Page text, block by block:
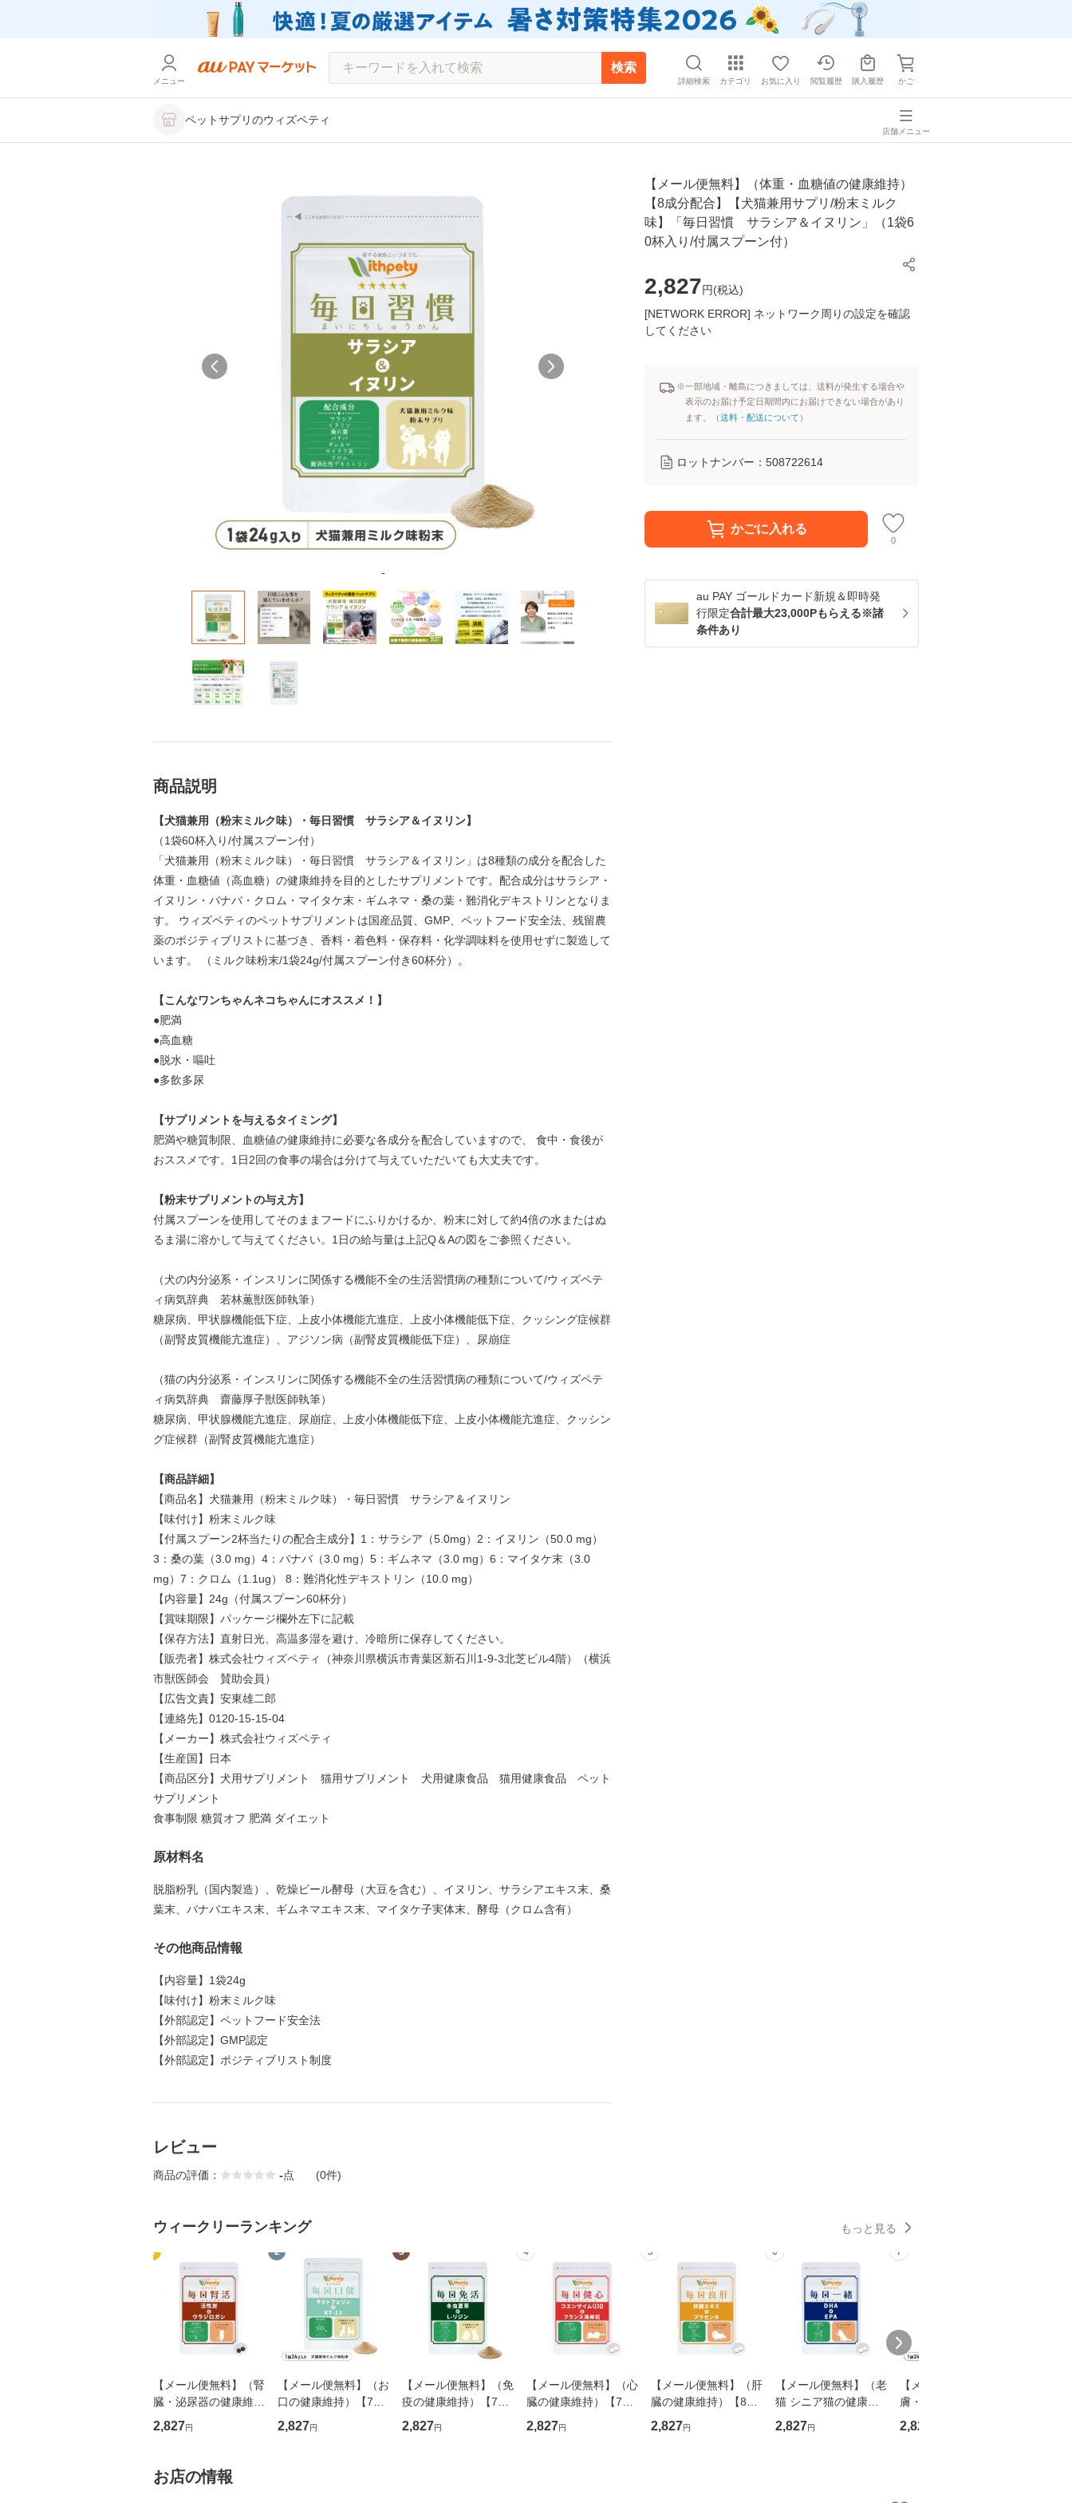
メニュー
検索
詳細検索 カテゴリ お気に入り 閲覧履歴 購入履歴 かご
ペットサプリのウィズペティ
店舗メニュー
-
【メール便無料】（体重・血糖値の健康維持）
【8成分配合】【犬猫兼用サプリ/粉末ミルク
味】「毎日習慣 サラシア＆イヌリン」（1袋6
0杯入り/付属スプーン付）
2,827円(税込)
[NETWORK ERROR] ネットワーク周りの設定を確認
してください
※一部地域・離島につきましては、送料が発生する場合や
表示のお届け予定日期間内にお届けできない場合があり
ます。（送料・配送について ）
ロットナンバー： 508722614
かごに入れる
0
au PAY ゴールドカード新規＆即時発
行限定合計最大23,000Pもらえる※諸
条件あり
商品説明
【犬猫兼用（粉末ミルク味）・毎日習慣 サラシア＆イヌリン】
（1袋60杯入り/付属スプーン付）
「犬猫兼用（粉末ミルク味）・毎日習慣 サラシア＆イヌリン」は8種類の成分を配合した
体重・血糖値（高血糖）の健康維持を目的としたサプリメントです。配合成分はサラシア・
イヌリン・バナバ・クロム・マイタケ末・ギムネマ・桑の葉・難消化デキストリンとなりま
す。 ウィズペティのペットサプリメントは国産品質、GMP、ペットフード安全法、残留農
薬のポジティブリストに基づき、香料・着色料・保存料・化学調味料を使用せずに製造して
います。 （ミルク味粉末/1袋24g/付属スプーン付き60杯分）。
【こんなワンちゃんネコちゃんにオススメ！】
●肥満
●高血糖
●脱水・嘔吐
●多飲多尿
【サプリメントを与えるタイミング】
肥満や糖質制限、血糖値の健康維持に必要な各成分を配合していますので、 食中・食後が
おススメです。1日2回の食事の場合は分けて与えていただいても大丈夫です。
【粉末サプリメントの与え方】
付属スプーンを使用してそのままフードにふりかけるか、粉末に対して約4倍の水またはぬ
るま湯に溶かして与えてください。1日の給与量は上記Q＆Aの図をご参照ください。
（犬の内分泌系・インスリンに関係する機能不全の生活習慣病の種類について/ウィズペテ
ィ病気辞典 若林薫獣医師執筆）
糖尿病、甲状腺機能低下症、上皮小体機能亢進症、上皮小体機能低下症、クッシング症候群
（副腎皮質機能亢進症）、アジソン病（副腎皮質機能低下症）、尿崩症
（猫の内分泌系・インスリンに関係する機能不全の生活習慣病の種類について/ウィズペテ
ィ病気辞典 齋藤厚子獣医師執筆）
糖尿病、甲状腺機能亢進症、尿崩症、上皮小体機能低下症、上皮小体機能亢進症、クッシン
グ症候群（副腎皮質機能亢進症）
【商品詳細】
【商品名】犬猫兼用（粉末ミルク味）・毎日習慣 サラシア＆イヌリン
【味付け】粉末ミルク味
【付属スプーン2杯当たりの配合主成分】1：サラシア（5.0mg）2：イヌリン（50.0 mg）
3：桑の葉（3.0 mg）4：バナバ（3.0 mg）5：ギムネマ（3.0 mg）6：マイタケ末（3.0
mg）7：クロム（1.1ug） 8：難消化性デキストリン（10.0 mg）
【内容量】24g（付属スプーン60杯分）
【賞味期限】パッケージ欄外左下に記載
【保存方法】直射日光、高温多湿を避け、冷暗所に保存してください。
【販売者】株式会社ウィズペティ（神奈川県横浜市青葉区新石川1-9-3北芝ビル4階）（横浜
市獣医師会 賛助会員）
【広告文責】安東雄二郎
【連絡先】0120-15-15-04
【メーカー】株式会社ウィズペティ
【生産国】日本
【商品区分】犬用サプリメント 猫用サプリメント 犬用健康食品 猫用健康食品 ペット
サプリメント
食事制限 糖質オフ 肥満 ダイエット
原材料名
脱脂粉乳（国内製造）、乾燥ビール酵母（大豆を含む）、イヌリン、サラシアエキス末、桑
葉末、バナバエキス末、ギムネマエキス末、マイタケ子実体末、酵母（クロム含有）
その他商品情報
【内容量】 1袋24g
【味付け】 粉末ミルク味
【外部認定】 ペットフード安全法
【外部認定】 GMP認定
【外部認定】 ポジティブリスト制度
レビュー
商品の評価： -点 (0件)
ウィークリーランキング もっと見る
1
【メール便無料】（腎
臓・泌尿器の健康維
持）【7成分配合】
【猫用サプリ/カツオ
活性炭＆ウラジロガ
シ」（1袋60粒入
2,827円
2
【メール便無料】（お
口の健康維持）【7成
分配合】【犬猫兼用サ
プリ/粉末ミルク味】
2,827円
3
【メール便無料】（免
疫の健康維持）【7成
分配合】【犬猫兼用サ
プリ/粉末ミルク味】
2,827円
4
【メール便無料】（心
臓の健康維持）【7成
分配合】【猫用サプ
リ/カツオ味錠剤】
2,827円
5
【メール便無料】（肝
臓の健康維持）【8成
分配合】【猫用サプ
リ/カツオ味錠剤】
2,827円
6
【メール便無料】（老
猫 シニア猫の健康維
持）【7成分配合】
【猫用サプリ/カツオ
2,827円
7
【メール便無料】（皮
膚・毛艶の健康維持）
【8成分配合】【犬猫
兼用サプリ/粉末ミル
2,827
お店の情報